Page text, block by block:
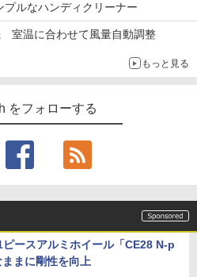
ルなハンディクリーナー
室温に合わせて風量自動調整
もっと見る
をフォローする
ピースアルミホイール「CE28 N-p
まに剛性を向上